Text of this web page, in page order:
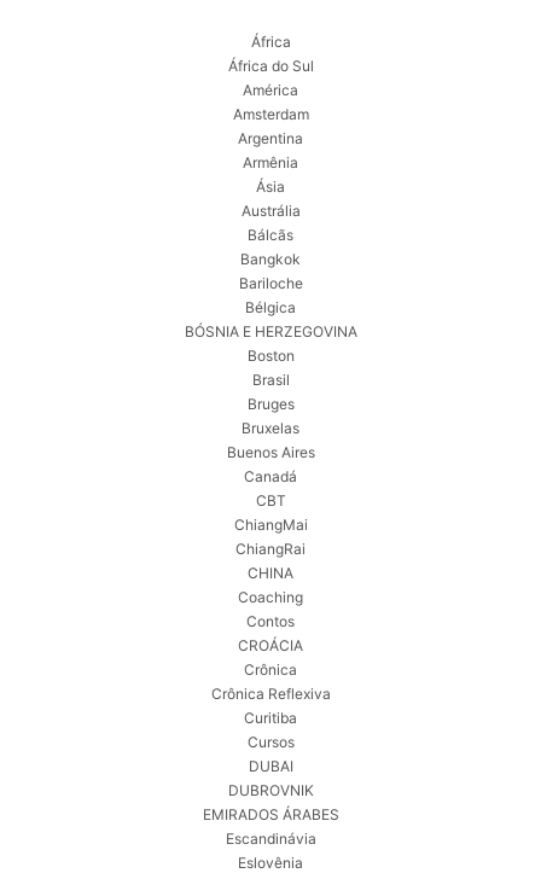
África
África do Sul
América
Amsterdam
Argentina
Armênia
Ásia
Austrália
Bálcãs
Bangkok
Bariloche
Bélgica
BÓSNIA E HERZEGOVINA
Boston
Brasil
Bruges
Bruxelas
Buenos Aires
Canadá
CBT
ChiangMai
ChiangRai
CHINA
Coaching
Contos
CROÁCIA
Crônica
Crônica Reflexiva
Curitiba
Cursos
DUBAI
DUBROVNIK
EMIRADOS ÁRABES
Escandinávia
Eslovênia